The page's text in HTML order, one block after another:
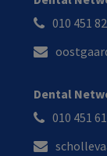
010 451
Dental
010 451